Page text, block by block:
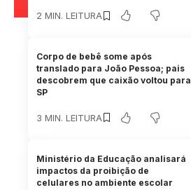
2 MIN. LEITURA
Corpo de bebê some após
translado para João Pessoa; pais
descobrem que caixão voltou para
SP
3 MIN. LEITURA
Ministério da Educação analisará
impactos da proibição de
celulares no ambiente escolar